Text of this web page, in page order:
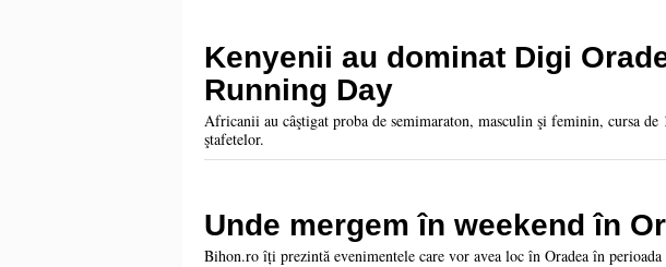
Kenyenii au dominat Digi
Running Day
Africanii au câştigat proba de semimaraton, masculin şi feminin, cursa
ştafetelor.
Unde mergem în weekend în
Bihon.ro îți prezintă evenimentele care vor avea loc în Oradea în perioada